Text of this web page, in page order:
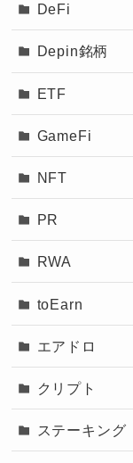
DeFi
Depin銘柄
ETF
GameFi
NFT
PR
RWA
toEarn
エアドロ
クリプト
ステーキング